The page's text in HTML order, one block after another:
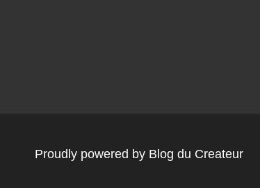
Proudly powered by Blog du Createur